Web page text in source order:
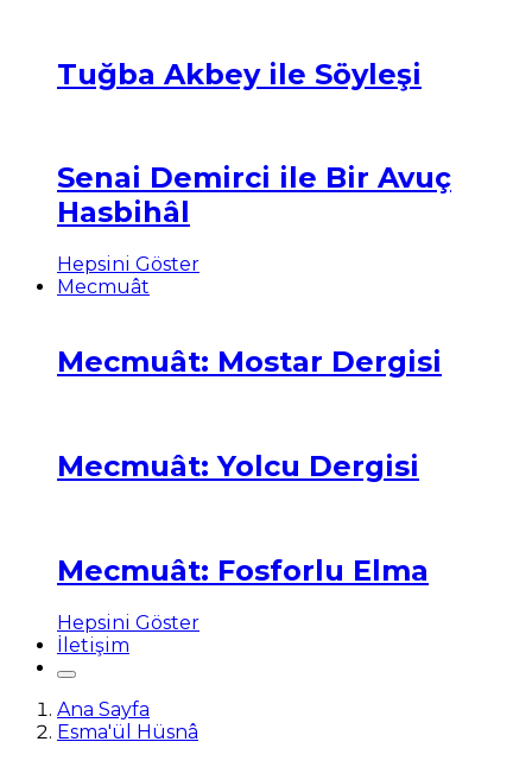
Tuğba Akbey ile Söyleşi
Senai Demirci ile Bir Avuç
Hasbihâl
Hepsini Göster
Mecmuât
Mecmuât: Mostar Dergisi
Mecmuât: Yolcu Dergisi
Mecmuât: Fosforlu Elma
Hepsini Göster
İletişim
Ana Sayfa
Esma'ül Hüsnâ